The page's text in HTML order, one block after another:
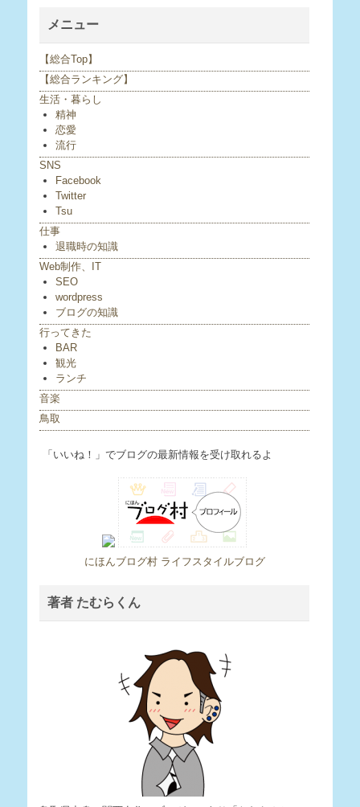
メニュー
【総合Top】
【総合ランキング】
生活・暮らし
精神
恋愛
流行
SNS
Facebook
Twitter
Tsu
仕事
退職時の知識
Web制作、IT
SEO
wordpress
ブログの知識
行ってきた
BAR
観光
ランチ
音楽
鳥取
「いいね！」でブログの最新情報を受け取れるよ
にほんブログ村 ライフスタイルブログ
著者 たむらくん